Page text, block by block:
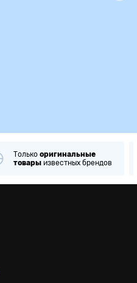
Только оригинальные
товары известных брендов